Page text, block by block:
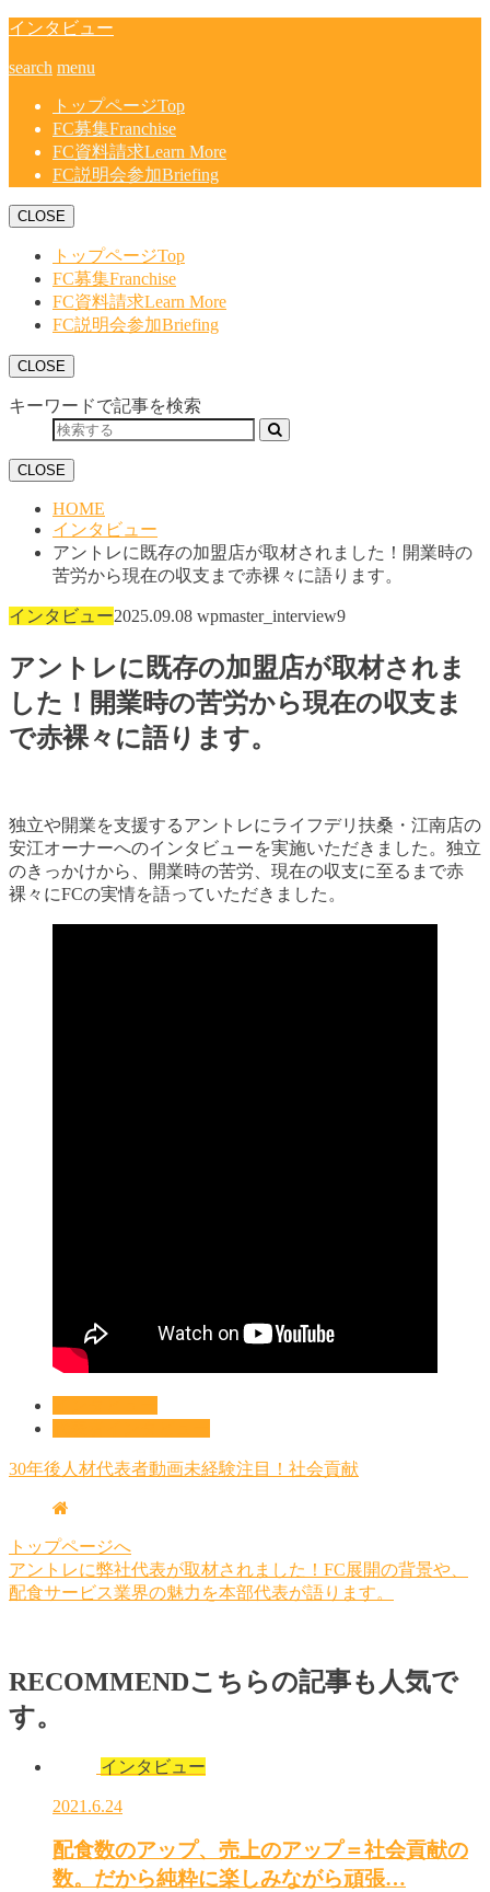
インタビュー
search menu
トップページTop
FC募集Franchise
FC資料請求Learn More
FC説明会参加Briefing
CLOSE
トップページTop
FC募集Franchise
FC資料請求Learn More
FC説明会参加Briefing
CLOSE
キーワードで記事を検索
CLOSE
HOME
インタビュー
アントレに既存の加盟店が取材されました！開業時の
苦労から現在の収支まで赤裸々に語ります。
インタビュー2025.09.08 wpmaster_interview9
アントレに既存の加盟店が取材されま
した！開業時の苦労から現在の収支ま
で赤裸々に語ります。
独立や開業を支援するアントレにライフデリ扶桑・江南店の
安江オーナーへのインタビューを実施いただきました。独立
のきっかけから、開業時の苦労、現在の収支に至るまで赤
裸々にFCの実情を語っていただきました。
30年後 人材代表者動画未経験注目！ 社会貢献
トップページへ
アントレに弊社代表が取材されました！FC展開の背景や、
配食サービス業界の魅力を本部代表が語ります。
RECOMMENDこちらの記事も人気で
す。
インタビュー
2021.6.24
配食数のアップ、売上のアップ＝社会貢献の
数。だから純粋に楽しみながら頑張…